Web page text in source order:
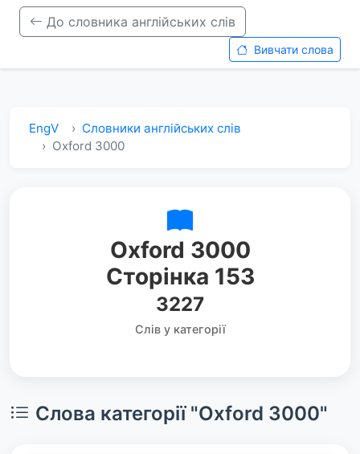
До словника англійських слів
Вивчати слова
EngV
Словники англійських слів
Oxford 3000
Oxford 3000
Сторінка 153
3227
Слів у категорії
Слова категорії "Oxford 3000"